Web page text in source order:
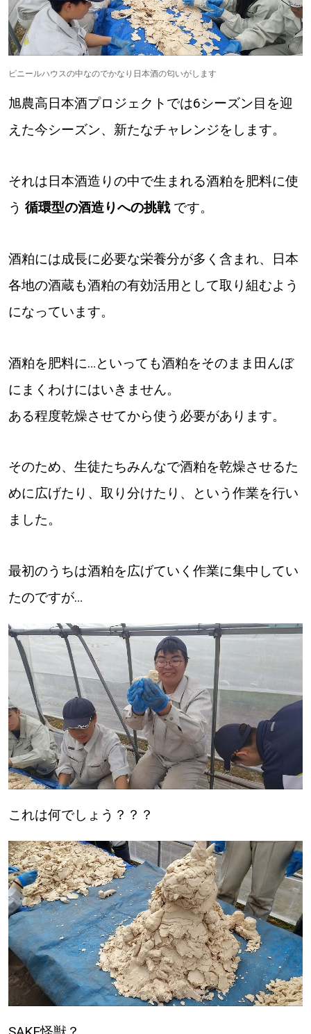
北海道で暮らす、あなたとつくる、
明日への”きっかけ”WEBマガジン
パートナーメディア Sitakkeパートナー
運営会社
情報提供・お問い合わせ 利用規約
プライバシーポリシー
閉じる
札幌
道北
道東
KEYWORD
Sitakke編集部あい
【いろんな価値観や生き方に触れたい】
Sitakke編集部 IKU
【まったり楽しみたい】
【札幌のお気に入りを見つけたい】
【道東のお気に入りを見つけたい】
ビニールハウスの中なのでかなり日本酒の匂いがします
旭農高日本酒プロジェクトでは6シーズン目を迎
えた今シーズン、新たなチャレンジをします。
それは日本酒造りの中で生まれる酒粕を肥料に使
う 循環型の酒造りへの挑戦です。
酒粕には成長に必要な栄養分が多く含まれ、日本
各地の酒蔵も酒粕の有効活用として取り組むよう
になっています。
酒粕を肥料に…といっても酒粕をそのまま田んぼ
にまくわけにはいきません。
ある程度乾燥させてから使う必要があります。
そのため、生徒たちみんなで酒粕を乾燥させるた
めに広げたり、取り分けたり、という作業を行い
ました。
最初のうちは酒粕を広げていく作業に集中してい
たのですが…
これは何でしょう？？？